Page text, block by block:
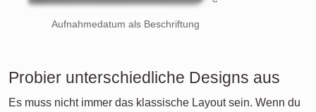
Aufnahmedatum als Beschriftung
Probier unterschiedliche Designs aus
Es muss nicht immer das klassische Layout sein. Wenn du